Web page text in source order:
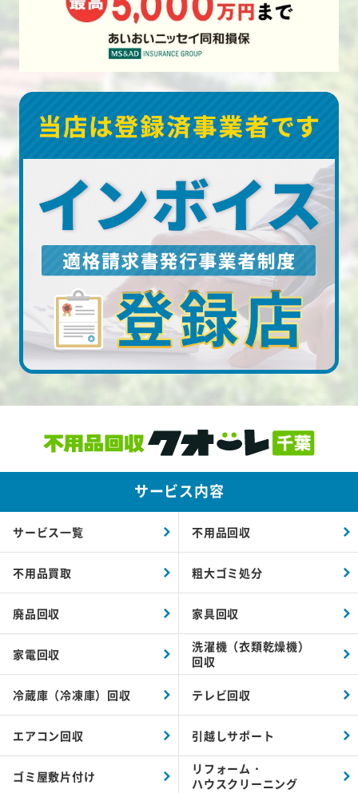
サービス内容
サービス一覧 不用品回収
不用品買取 粗大ゴミ処分
廃品回収 家具回収
家電回収
洗濯機（衣類乾燥機）
回収
冷蔵庫（冷凍庫）回収 テレビ回収
エアコン回収 引越しサポート
ゴミ屋敷片付け
リフォーム・
ハウスクリーニング